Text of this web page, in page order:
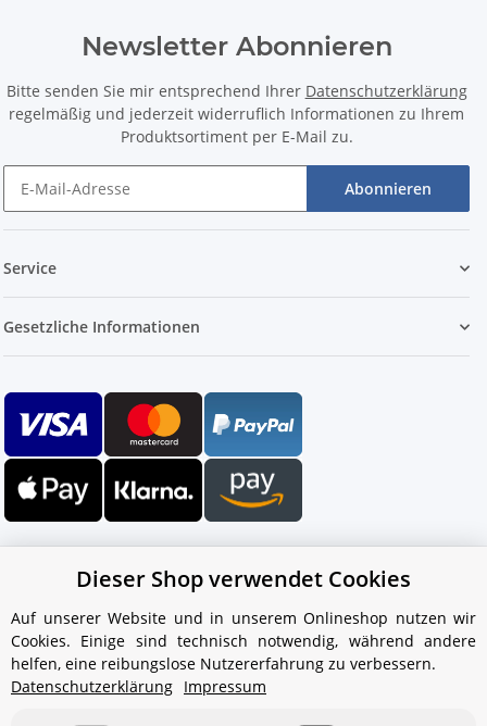
Newsletter Abonnieren
Bitte senden Sie mir entsprechend Ihrer Datenschutzerklärung
regelmäßig und jederzeit widerruflich Informationen zu Ihrem
Produktsortiment per E-Mail zu.
Abonnieren
Service
Gesetzliche Informationen
Ihr WhatsApp-Kontakt zum
Service Team
von Aquintos-Wasseraufbereitung
Dieser Shop verwendet Cookies
Auf unserer Website und in unserem Onlineshop nutzen wir
Cookies. Einige sind technisch notwendig, während andere
helfen, eine reibungslose Nutzererfahrung zu verbessern.
Datenschutzerklärung Impressum